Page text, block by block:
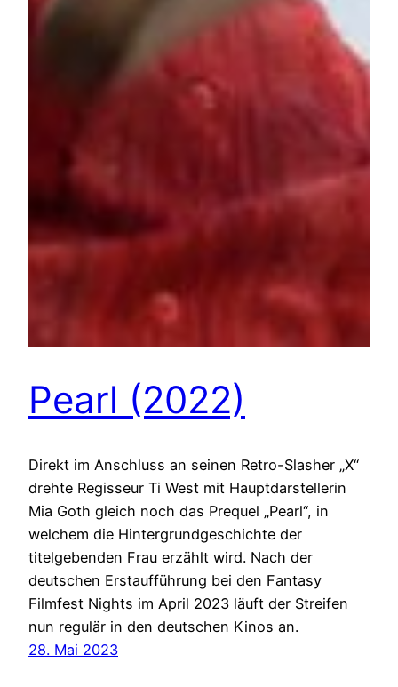
Pearl (2022)
Direkt im Anschluss an seinen Retro-Slasher „X“
drehte Regisseur Ti West mit Hauptdarstellerin
Mia Goth gleich noch das Prequel „Pearl“, in
welchem die Hintergrundgeschichte der
titelgebenden Frau erzählt wird. Nach der
deutschen Erstaufführung bei den Fantasy
Filmfest Nights im April 2023 läuft der Streifen
nun regulär in den deutschen Kinos an.
28. Mai 2023